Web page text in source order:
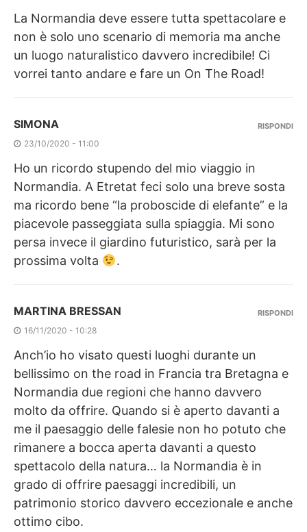
La Normandia deve essere tutta spettacolare e
non è solo uno scenario di memoria ma anche
un luogo naturalistico davvero incredibile! Ci
vorrei tanto andare e fare un On The Road!
SIMONA
23/10/2020 - 11:00
Ho un ricordo stupendo del mio viaggio in
Normandia. A Etretat feci solo una breve sosta
ma ricordo bene “la proboscide di elefante” e la
piacevole passeggiata sulla spiaggia. Mi sono
persa invece il giardino futuristico, sarà per la
prossima volta
.
RISPONDI
MARTINA BRESSAN
16/11/2020 - 10:28
Anch’io ho visato questi luoghi durante un
bellissimo on the road in Francia tra Bretagna e
Normandia due regioni che hanno davvero
molto da offrire. Quando si è aperto davanti a
me il paesaggio delle falesie non ho potuto che
rimanere a bocca aperta davanti a questo
spettacolo della natura… la Normandia è in
grado di offrire paesaggi incredibili, un
patrimonio storico davvero eccezionale e anche
ottimo cibo.
RISPONDI